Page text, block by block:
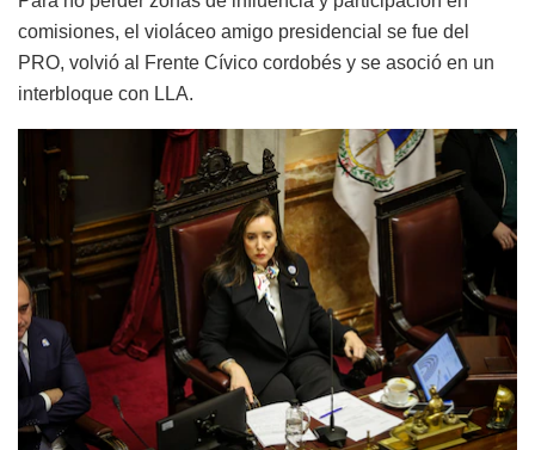
comisiones, el violáceo amigo presidencial se fue del
PRO, volvió al Frente Cívico cordobés y se asoció en un
interbloque con LLA.